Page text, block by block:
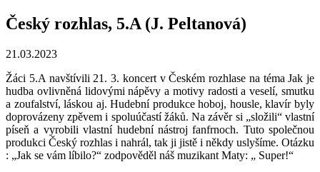
Český rozhlas, 5.A (J. Peltanová)
21.03.2023
Žáci 5.A navštívili 21. 3. koncert v Českém rozhlase na téma Jak je
hudba ovlivněná lidovými nápěvy a motivy radosti a veselí, smutku
a zoufalství, láskou aj. Hudební produkce hoboj, housle, klavír byly
doprovázeny zpěvem i spoluúčastí žáků. Na závěr si „složili“ vlastní
píseň a vyrobili vlastní hudební nástroj fanfrnoch. Tuto společnou
produkci Český rozhlas i nahrál, tak ji jistě i někdy uslyšíme. Otázku
: „Jak se vám líbilo?“ zodpověděl náš muzikant Maty: „ Super!“